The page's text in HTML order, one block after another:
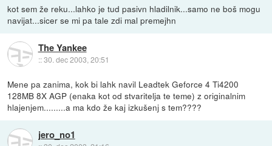
kot sem že reku...lahko je tud pasivn hladilnik...samo ne boš mogu
navijat...sicer se mi pa tale zdi mal premejhn
The Yankee
::30. dec 2003, 20:51
Mene pa zanima, kok bi lahk navil Leadtek Geforce 4 Ti4200
128MB 8X AGP (enaka kot od stvaritelja te teme) z originalnim
hlajenjem.........a ma kdo že kaj izkušenj s tem????
jero_no1